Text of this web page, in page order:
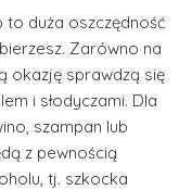
duża oszczędność
Zarówno na
okazję sprawdzą się
i słodyczami. Dla
szampan lub
z pewnością
tj. szkocka